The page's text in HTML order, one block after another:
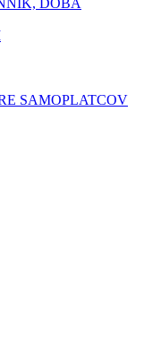
DOBA
SAMOPLATCOV